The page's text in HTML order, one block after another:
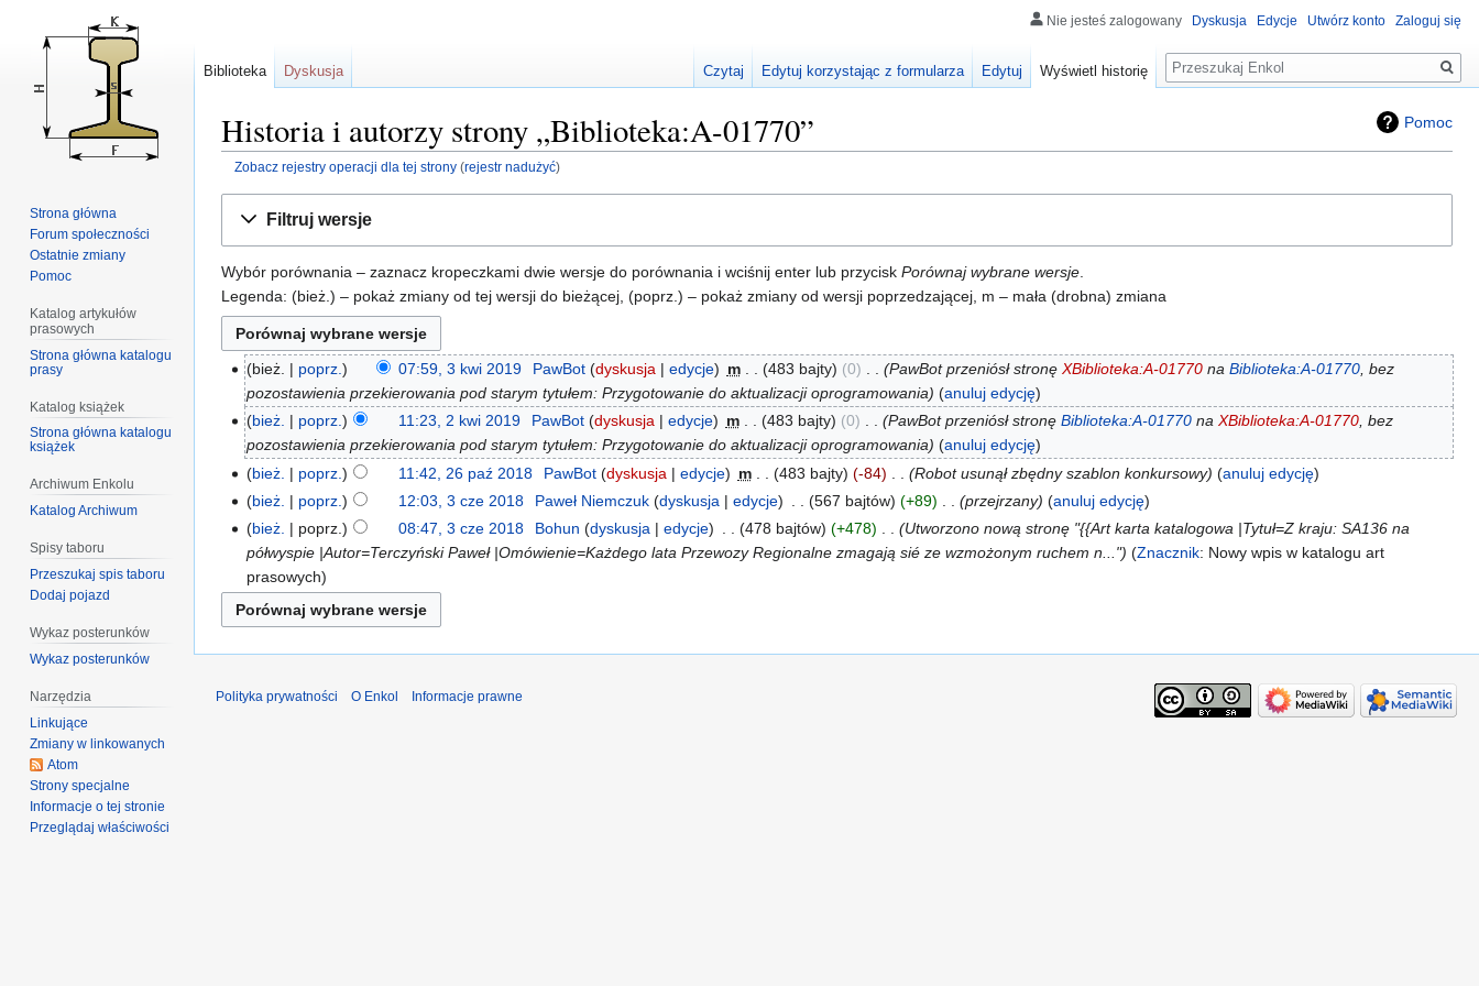
Pomoc
Historia i autorzy strony „Biblioteka:A-01770”
Zobacz rejestry operacji dla tej strony(rejestr nadużyć)
Filtruj wersje
Wybór porównania – zaznacz kropeczkami dwie wersje do porównania i wciśnij enter lub przycisk Porównaj wybrane wersje
Legenda: (bież.) – pokaż zmiany od tej wersji do bieżącej, (poprz.) – pokaż zmiany od wersji poprzedzającej, m – mała (drobna) zmiana
bież. poprz. 07:59, 3 kwi 2019 PawBot dyskusja edycje m 483 bajty 0 PawBot przeniósł stronę XBiblioteka:A-01770na Biblioteka:A-01770, bez
pozostawienia przekierowania pod starym tytułem: Przygotowanie do aktualizacji oprogramowania
anuluj edycję
bież.
poprz. 11:23, 2 kwi 2019 PawBot dyskusja edycje m 483 bajty 0 PawBot przeniósł stronę Biblioteka:A-01770na XBiblioteka:A-01770, bez
pozostawienia przekierowania pod starym tytułem: Przygotowanie do aktualizacji oprogramowania
anuluj edycję
bież.
poprz. 11:42, 26 paź 2018 PawBot dyskusja edycje m 483 bajty -84 Robot usunął zbędny szablon konkursowy
anuluj edycję
bież.
poprz. 12:03, 3 cze 2018 Paweł Niemczuk dyskusja edycje 567 bajtów +89 przejrzany
anuluj edycję
bież.
poprz. 08:47, 3 cze 2018 Bohun dyskusja edycje 478 bajtów +478
Utworzono nową stronę "{{Art karta katalogowa |Tytuł=Z kraju: SA136 na
półwyspie |Autor=Terczyński Paweł |Omówienie=Każdego lata Przewozy Regionalne zmagają sié ze wzmożonym ruchem n..."
Znacznik: Nowy wpis w katalogu art
prasowych
Nie jesteś zalogowany Dyskusja Edycje Utwórz konto Zaloguj się
Biblioteka Dyskusja Czytaj Edytuj korzystając z formularza Edytuj Wyświetl historię
Szukaj
Strona główna
Forum społeczności
Ostatnie zmiany
Pomoc
Katalog artykułów
prasowych
Strona główna katalogu
prasy
Katalog książek
Strona główna katalogu
książek
Archiwum Enkolu
Katalog Archiwum
Spisy taboru
Przeszukaj spis taboru
Dodaj pojazd
Wykaz posterunków
Wykaz posterunków
Narzędzia
Linkujące
Zmiany w linkowanych
Atom
Strony specjalne
Informacje o tej stronie
Przeglądaj właściwości
Polityka prywatności O Enkol Informacje prawne